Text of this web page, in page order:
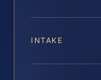
INTAKE